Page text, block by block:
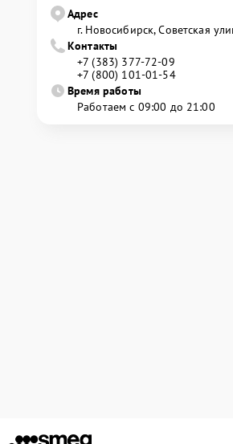
Адрес
г. Новосибирск, Советская
Контакты
+7 (383) 377-72-09
+7 (800) 101-01-54
Время работы
Работаем с 09:00 до 21:00